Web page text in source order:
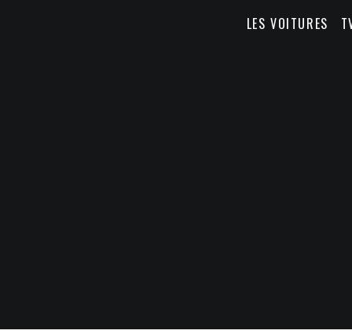
LES VOITURES